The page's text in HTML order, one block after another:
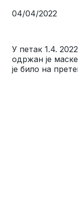
04/04/2022
У петак 1.4.
одржан је
је било на